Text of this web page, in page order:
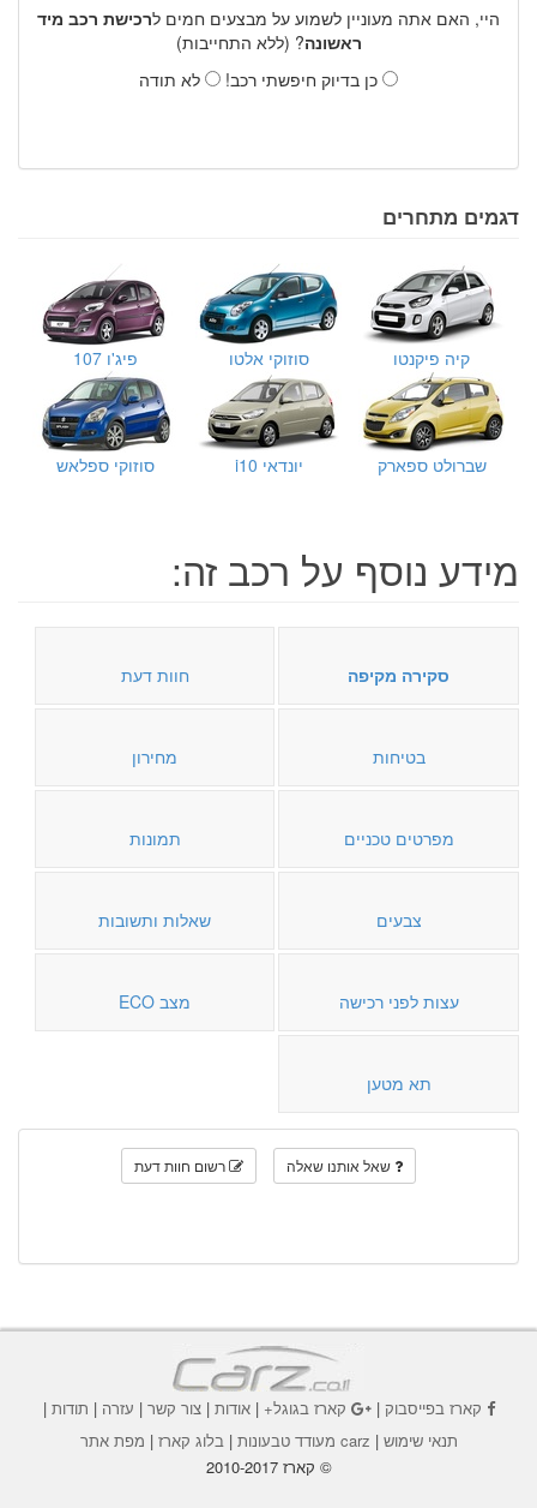
היי, האם אתה מעוניין לשמוע על מבצעים חמים לרכישת רכב מיד
ראשונה? (ללא התחייבות)
כן בדיוק חיפשתי רכב!
לא תודה
דגמים מתחרים
קיה פיקנטו סוזוקי אלטו פיג'ו 107
שברולט ספארק יונדאי i10 סוזוקי ספלאש
מידע נוסף על רכב זה:
סקירה מקיפה חוות דעת
בטיחות מחירון
מפרטים טכניים תמונות
צבעים שאלות ותשובות
עצות לפני רכישה מצב ECO
תא מטען
שאל אותנו שאלה רשום חוות דעת
קארז בפייסבוק| קארז בגוגל+|אודות |צור קשר | עזרה | תודות |
תנאי שימוש | carz מעודד טבעונות | בלוג קארז | מפת אתר
© קארז 2010-2017